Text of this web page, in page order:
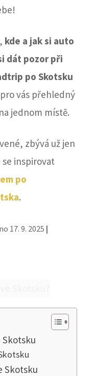
kde a jak si auto
dát pozor při
po Skotsku
vás přehledný
jednom místě.
zbývá už jen
inspirovat
po
.
17. 9. 2025 |
Skotsku
Skotsku